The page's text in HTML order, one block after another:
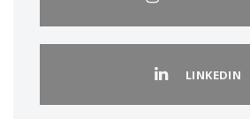
LINKEDIN